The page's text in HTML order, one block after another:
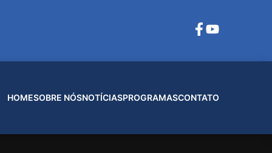
HOMESOBRE NÓSNOTÍCIASPROGRAMASCONTATO